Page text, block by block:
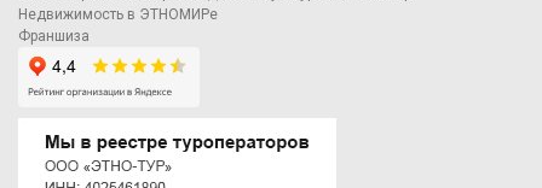
Недвижимость в ЭТНОМИРе
Франшиза